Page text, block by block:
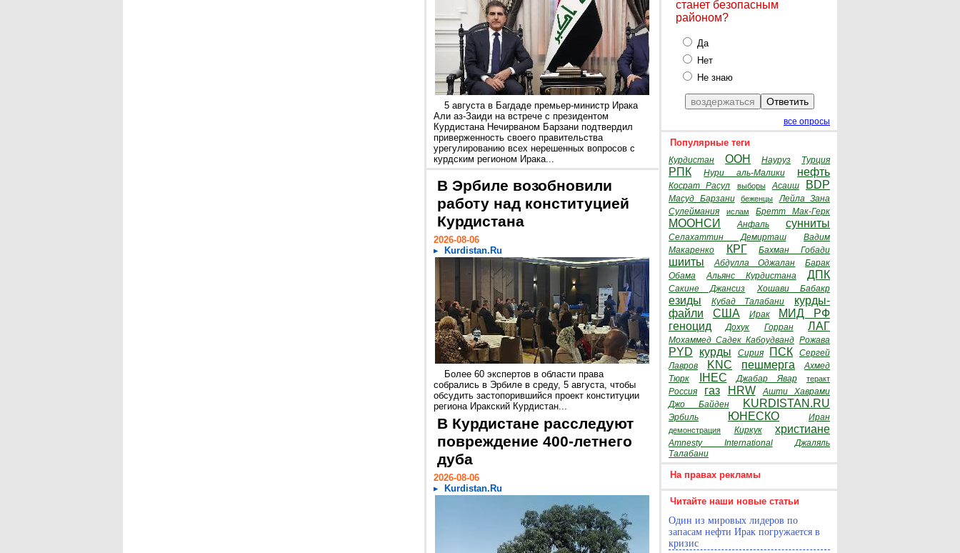
5 августа в Багдаде премьер-министр Ирака
Али аз-Заиди на встрече с президентом
Курдистана Нечирваном Барзани подтвердил
приверженность своего правительства
урегулированию всех нерешенных вопросов с
курдским регионом Ирака...
В Эрбиле возобновили
работу над конституцией
Курдистана
2026-08-06
Kurdistan.Ru
Более 60 экспертов в области права
собрались в Эрбиле в среду, 5 августа, чтобы
обсудить застопорившийся проект конституции
региона Иракский Курдистан...
В Курдистане расследуют
повреждение 400-летнего
дуба
2026-08-06
Kurdistan.Ru
станет безопасным
районом?
Да
Нет
Не знаю
все опросы
Популярные теги
Курдистан ООН Науруз Турция
РПК Нури аль-Малики нефть
Косрат Расул выборы Асаиш BDP
Масуд Барзани беженцы
Лейла Зана
Сулеймания
ислам Бретт Мак-Герк
МООНСИ Анфаль сунниты
Селахаттин Демирташ
Вадим
Макаренко
КРГ Бахман Гобади
шииты Абдулла Оджалан
Барак
Обама
Альянс Курдистана ДПК
Сакине Джансиз Хошави Бабакр
езиды Кубад Талабани
курды-
файли
США Ирак
МИД РФ
геноцид
Дохук Горран ЛАГ
Мохаммед Садек Кабоудванд Рожава
PYD курды Сирия ПСК
Сергей
Лавров
KNC пешмерга
Ахмед
Тюрк
IHEC Джабар Явар теракт
Россия газ HRW
Ашти Хаврами
Джо Байден
KURDISTAN.RU
Эрбиль ЮНЕСКО Иран
демонстрация Киркук христиане
Amnesty International
Джаляль
Талабани
На правах рекламы
Читайте наши новые статьи
Один из мировых лидеров по
запасам нефти Ирак погружается в
кризис